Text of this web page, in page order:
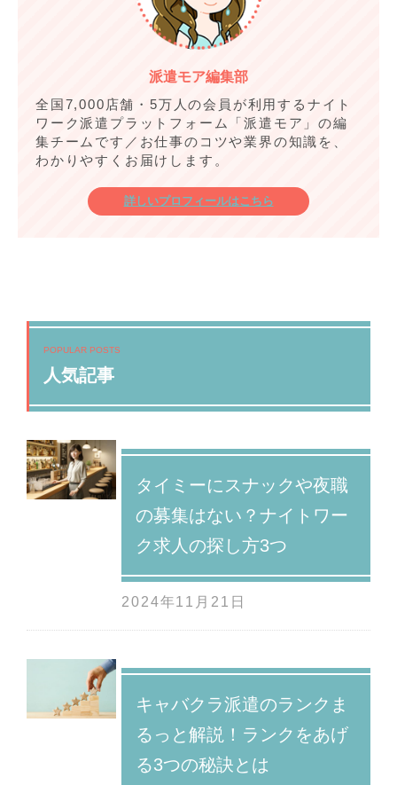
派遣モア編集部
全国7,000店舗・5万人の会員が利用するナイト
ワーク派遣プラットフォーム「派遣モア」の編
集チームです／お仕事のコツや業界の知識を、
わかりやすくお届けします。
詳しいプロフィールはこちら
POPULAR POSTS
人気記事
タイミーにスナックや夜職
の募集はない？ナイトワー
ク求人の探し方3つ
2024年11月21日
キャバクラ派遣のランクま
るっと解説！ランクをあげ
る3つの秘訣とは